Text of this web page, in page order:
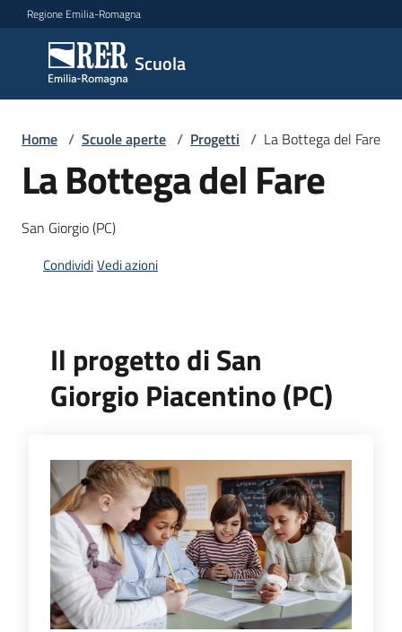
Vai al contenuto
Vai alla navigazione
Vai al footer
Regione Emilia-Romagna
Scuola
Scuola
Argomenti
bandi
programmi
progetti
Seguici
Home / Scuole aperte / Progetti / La Bottega del Fare
La Bottega del Fare
San Giorgio (PC)
CondividiVedi azioni
Il progetto di San
Giorgio Piacentino (PC)